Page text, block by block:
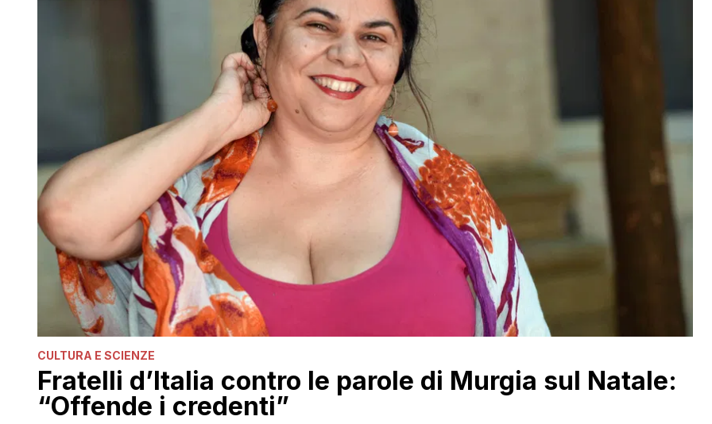
CULTURA E SCIENZE
Fratelli d’Italia contro le parole di Murgia sul Natale:
“Offende i credenti”